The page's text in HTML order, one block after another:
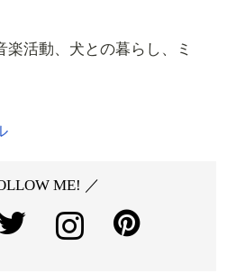
楽活動、犬との暮らし、ミ
ME! ／